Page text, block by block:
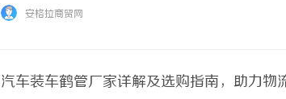
泛关注。在这篇文章中，我们将深入探讨550CA055碳纤改性颗
安格拉商贸网
汽车装车鹤管厂家详解及选购指南，助力物